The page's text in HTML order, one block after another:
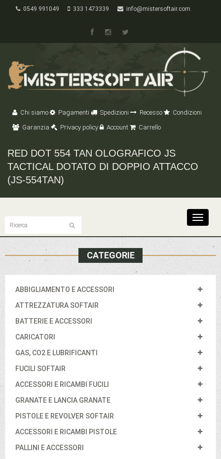
0549 991049 333 1473339 info@mistersoftair.com
Chi siamo Pagamenti Spedizioni Recesso
Condizioni
Garanzia
Privacy policy Account Carrello
RED DOT 554 TAN OLOGRAFICO JS
TACTICAL DOTATO DI DOPPIO ATTACCO
(JS-554TAN)
Toggle
CATEGORIE
ABBIGLIAMENTO E ACCESSORI
ATTREZZATURA SOFTAIR
BATTERIE E ACCESSORI
CARICATORI
GAS, CO2 E LUBRIFICANTI
FUCILI SOFTAIR
ACCESSORI E RICAMBI FUCILI
GRANATE E LANCIA GRANATE
PISTOLE E REVOLVER SOFTAIR
ACCESSORI E RICAMBI PISTOLE
PALLINI E ACCESSORI